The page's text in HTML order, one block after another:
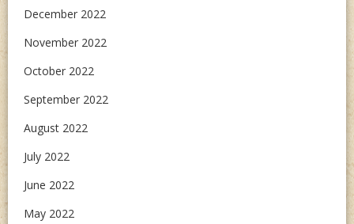
December 2022
November 2022
October 2022
September 2022
August 2022
July 2022
June 2022
May 2022